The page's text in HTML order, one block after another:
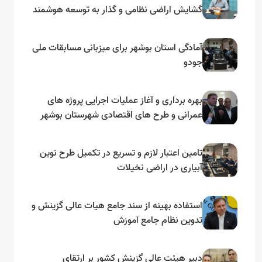
گشایش اراضی نظامی و گذار به توسعه هوشمند
آمادگی استان بوشهر برای میزبانی مسابقات ملی
جودو
بهره برداری و آغاز عملیات اجرایی پروژه های
عمرانی و طرح های اقتصادی شهرستان بوشهر
تامین اعتبار لازم و تسریع در تکمیل طرح نوین
آبیاری در اراضی نخیلات
استفاده بهینه از سند جامع هیات عالی گزینش و‌
تدوین نظام جامع آموزش
دبیر هیئت عالی گزینش کشور بر ارتقای